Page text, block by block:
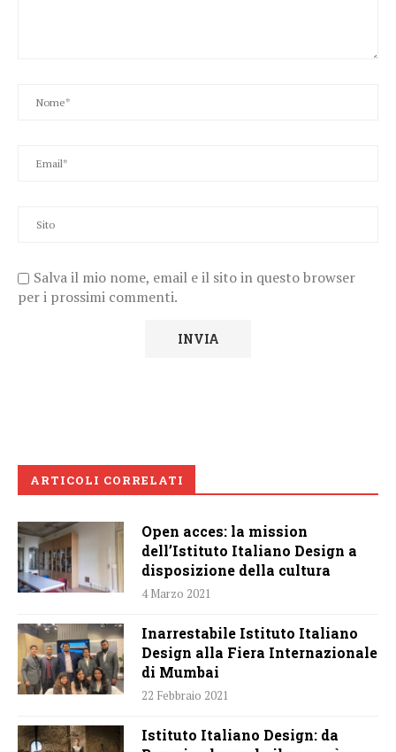
Salva il mio nome, email e il sito in questo browser
per i prossimi commenti.
ARTICOLI CORRELATI
Open acces: la mission
dell’Istituto Italiano Design a
disposizione della cultura
4 Marzo 2021
Inarrestabile Istituto Italiano
Design alla Fiera Internazionale
di Mumbai
22 Febbraio 2021
Istituto Italiano Design: da